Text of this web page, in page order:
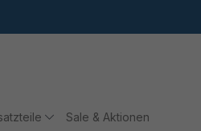
Sale & Aktionen